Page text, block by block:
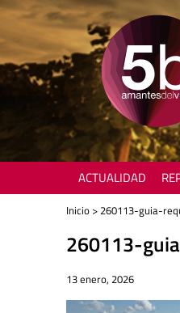
ACTUALIDAD
Inicio > 260113-guia-
260113-
13 enero, 2026